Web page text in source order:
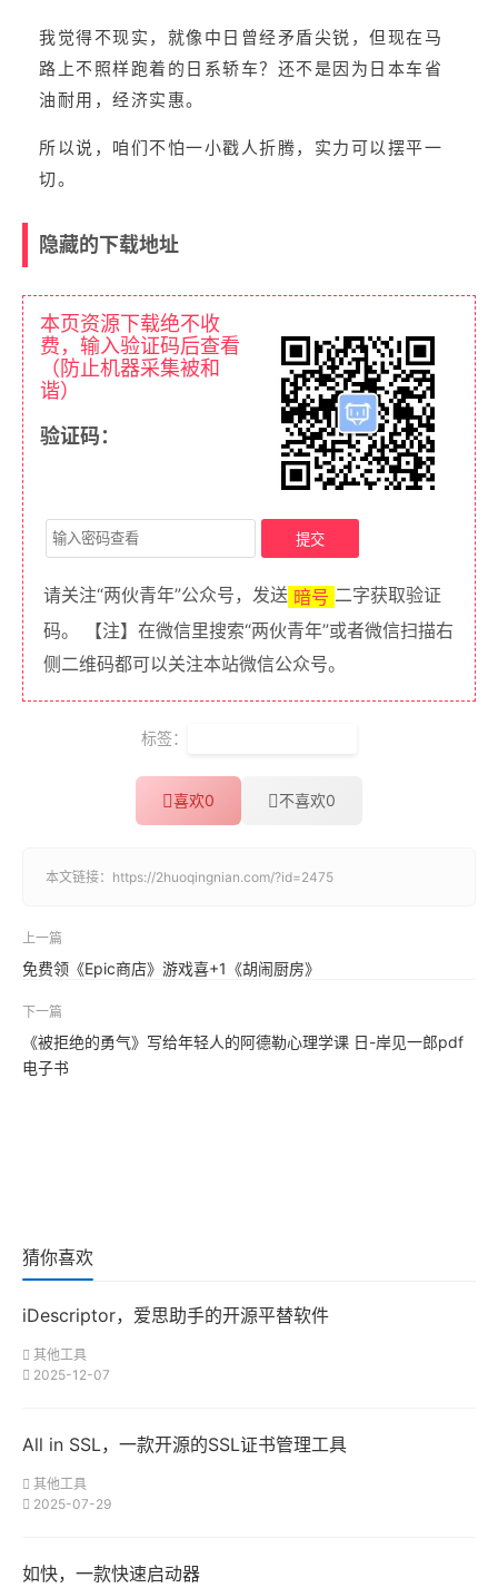
我觉得不现实，就像中日曾经矛盾尖锐，但现在马
路上不照样跑着的日系轿车？还不是因为日本车省
油耐用，经济实惠。
所以说，咱们不怕一小戳人折腾，实力可以摆平一
切。
隐藏的下载地址
本页资源下载绝不收
费，输入验证码后查看
（防止机器采集被和
谐）
验证码：
请关注“两伙青年”公众号，发送 暗号 二字获取验证
码。 【注】在微信里搜索“两伙青年”或者微信扫描右
侧二维码都可以关注本站微信公众号。
标签：
喜欢0 不喜欢0
本文链接： https://2huoqingnian.com/?id=2475
上一篇
免费领《Epic商店》游戏喜+1《胡闹厨房》
下一篇
《被拒绝的勇气》写给年轻人的阿德勒心理学课 日-岸见一郎pdf
电子书
猜你喜欢
iDescriptor，爱思助手的开源平替软件
其他工具
2025-12-07
All in SSL，一款开源的SSL证书管理工具
其他工具
2025-07-29
如快，一款快速启动器